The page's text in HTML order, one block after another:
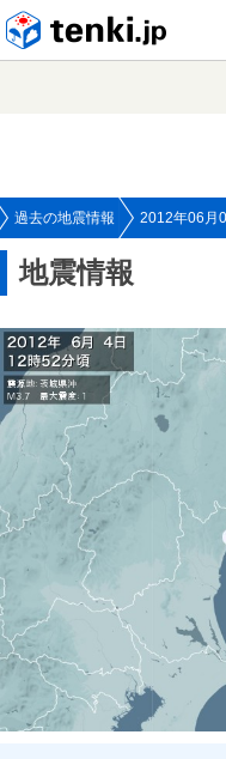
過去の地震情報 2012年06月
地震情報